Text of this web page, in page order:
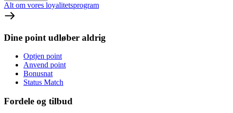
Alt om vores loyalitetsprogram
Dine point udløber aldrig
Optjen point
Anvend point
Bonusnat
Status Match
Fordele og tilbud